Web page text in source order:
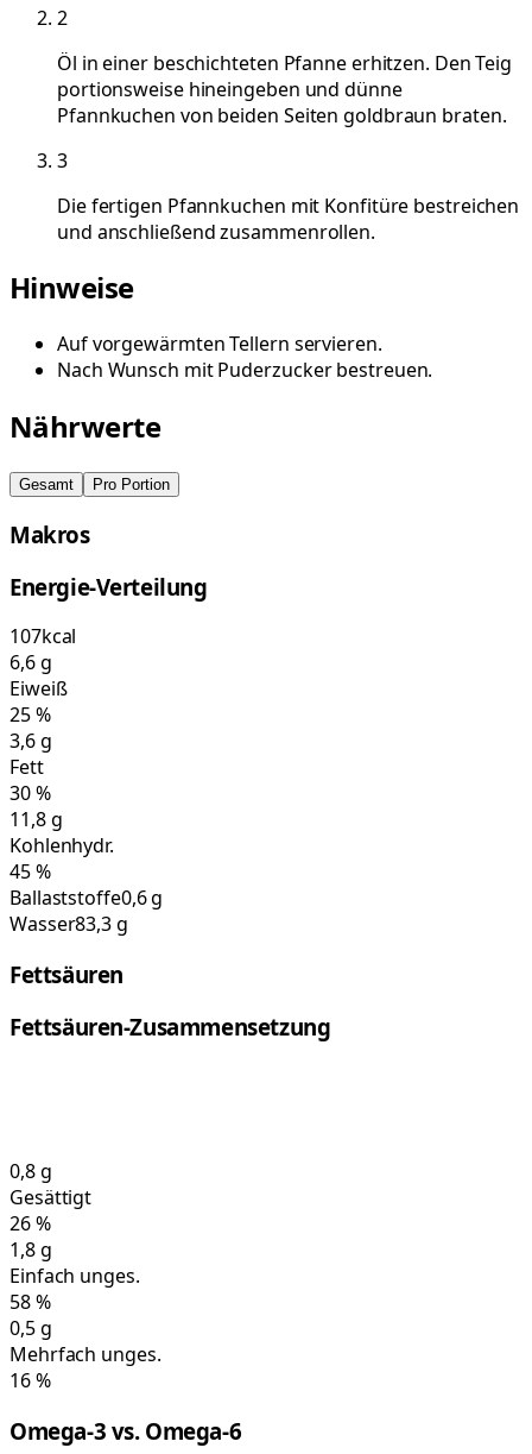
2
Öl in einer beschichteten Pfanne erhitzen. Den Teig
portionsweise hineingeben und dünne
Pfannkuchen von beiden Seiten goldbraun braten.
3
Die fertigen Pfannkuchen mit Konfitüre bestreichen
und anschließend zusammenrollen.
Hinweise
Auf vorgewärmten Tellern servieren.
Nach Wunsch mit Puderzucker bestreuen.
Nährwerte
Gesamt Pro Portion
Makros
Energie-Verteilung
107kcal
6,6g
Eiweiß
25%
3,6g
Fett
30%
11,8g
Kohlenhydr.
45%
Ballaststoffe0,6 g
Wasser83,3 g
Fettsäuren
Fettsäuren-Zusammensetzung
0,8g
Gesättigt
26%
1,8g
Einfach unges.
58%
0,5g
Mehrfach unges.
16%
Omega-3 vs. Omega-6